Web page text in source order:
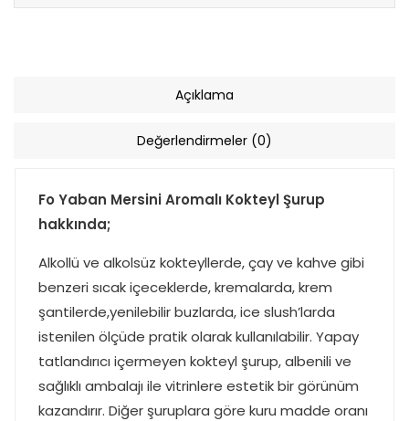
Açıklama
Değerlendirmeler (0)
Fo Yaban Mersini Aromalı Kokteyl Şurup
hakkında;
Alkollü ve alkolsüz kokteyllerde, çay ve kahve gibi
benzeri sıcak içeceklerde, kremalarda, krem
şantilerde,yenilebilir buzlarda, ice slush’larda
istenilen ölçüde pratik olarak kullanılabilir. Yapay
tatlandırıcı içermeyen kokteyl şurup, albenili ve
sağlıklı ambalajı ile vitrinlere estetik bir görünüm
kazandırır. Diğer şuruplara göre kuru madde oranı